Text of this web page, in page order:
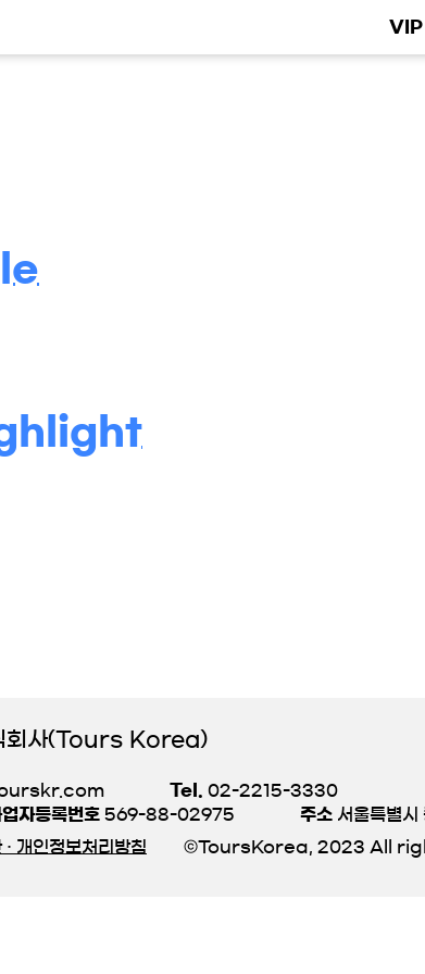
회사(Tours Korea)
Tel.
02-2215-3330
자등록번호 569-88-02975 주소 서울특별
· 개인정보처리방침 ©ToursKorea, 2023 All